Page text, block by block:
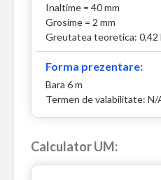
Inaltime = 40 mm
Grosime = 2 mm
Greutatea teoretica: 0,42
Forma prezentare:
Bara 6 m
Termen de valabilitate: N/
Calculator UM: